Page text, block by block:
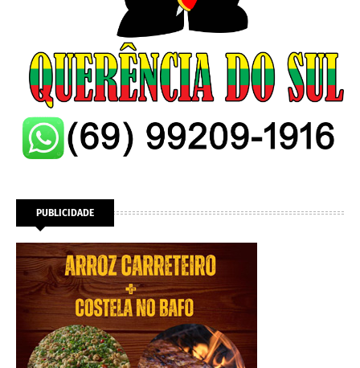
PUBLICIDADE